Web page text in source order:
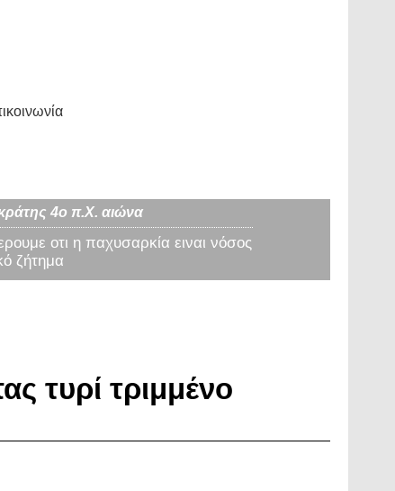
4ο π.Χ. αιώνα
οτι η παχυσαρκία ειναι νόσος
ζήτημα
τυρί τριμμένο